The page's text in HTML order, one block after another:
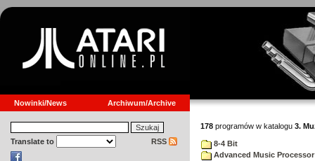
Nowinki/News Archiwum/Archive
Translate to RSS
178 programów w katalogu 3.
8-4 Bit
Advanced Music Processor